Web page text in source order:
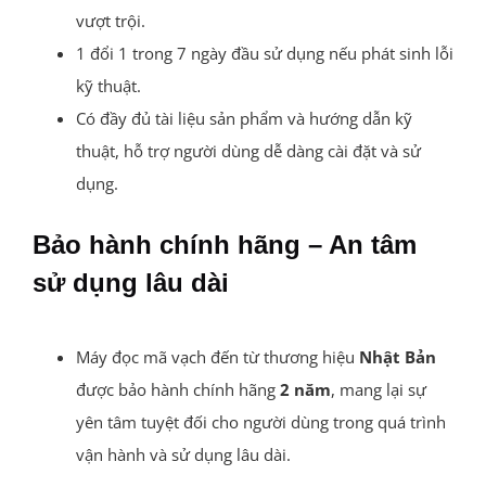
vượt trội.
1 đổi 1 trong 7 ngày đầu sử dụng nếu phát sinh lỗi
kỹ thuật.
Có đầy đủ tài liệu sản phẩm và hướng dẫn kỹ
thuật, hỗ trợ người dùng dễ dàng cài đặt và sử
dụng.
Bảo hành chính hãng – An tâm
sử dụng lâu dài
Máy đọc mã vạch đến từ thương hiệu Nhật Bản
được bảo hành chính hãng 2 năm, mang lại sự
yên tâm tuyệt đối cho người dùng trong quá trình
vận hành và sử dụng lâu dài.